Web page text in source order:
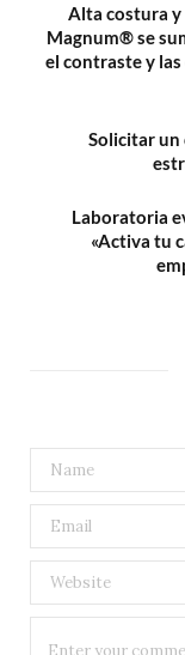
Alta costura
Magnum® se
el contraste y
Solicitar un
Laboratoria
«Activa tu